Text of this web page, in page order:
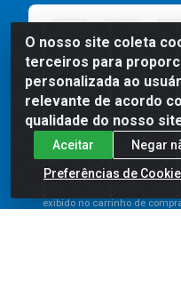
O nosso site coleta
terceiros para
personalizada ao
relevante de acordo
qualidade do nosso
Aceitar
Negar
Preferências de
Preços, promoções,
para compras realizadas
exibido no carrinho de